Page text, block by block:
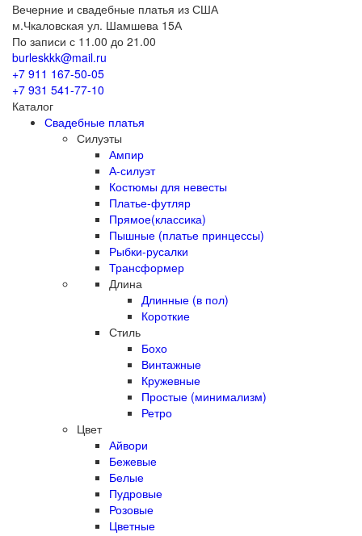
Вечерние и свадебные платья из США
м.Чкаловская ул. Шамшева 15А
По записи с 11.00 до 21.00
burleskkk@mail.ru
+7 911 167-50-05
+7 931 541-77-10
Каталог
Свадебные платья
Силуэты
Ампир
А-силуэт
Костюмы для невесты
Платье-футляр
Прямое(классика)
Пышные (платье принцессы)
Рыбки-русалки
Трансформер
Длина
Длинные (в пол)
Короткие
Стиль
Бохо
Винтажные
Кружевные
Простые (минимализм)
Ретро
Цвет
Айвори
Бежевые
Белые
Пудровые
Розовые
Цветные